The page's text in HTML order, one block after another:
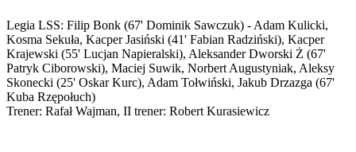
Legia LSS: Filip Bonk (67' Dominik Sawczuk) - Adam Kulicki,
Kosma Sekuła, Kacper Jasiński (41' Fabian Radziński), Kacper
Krajewski (55' Lucjan Napieralski), Aleksander Dworski Ż (67'
Patryk Ciborowski), Maciej Suwik, Norbert Augustyniak, Aleksy
Skonecki (25' Oskar Kurc), Adam Tołwiński, Jakub Drzazga (67'
Kuba Rzępołuch)
Trener: Rafał Wajman, II trener: Robert Kurasiewicz